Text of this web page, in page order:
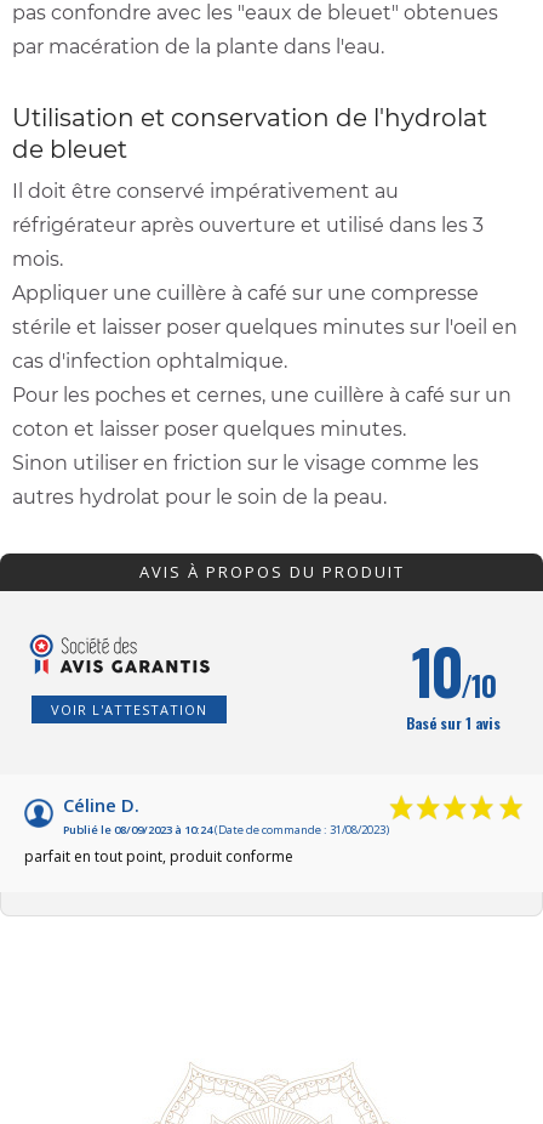
pas confondre avec les "eaux de bleuet" obtenues
par macération de la plante dans l'eau.
Utilisation et conservation de l'hydrolat
de bleuet
Il doit être conservé impérativement au
réfrigérateur après ouverture et utilisé dans les 3
mois.
Appliquer une cuillère à café sur une compresse
stérile et laisser poser quelques minutes sur l'oeil en
cas d'infection ophtalmique.
Pour les poches et cernes, une cuillère à café sur un
coton et laisser poser quelques minutes.
Sinon utiliser en friction sur le visage comme les
autres hydrolat pour le soin de la peau.
AVIS À PROPOS DU PRODUIT
VOIR L'ATTESTATION 10/10
Basé sur 1 avis
Céline D.
Publié le 08/09/2023 à 10:24(Date de commande : 31/08/2023)
parfait en tout point, produit conforme